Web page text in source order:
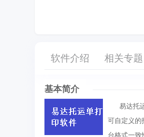
软件介绍 相关专题
基本简介
易达托运
可自定义的
台格式一致